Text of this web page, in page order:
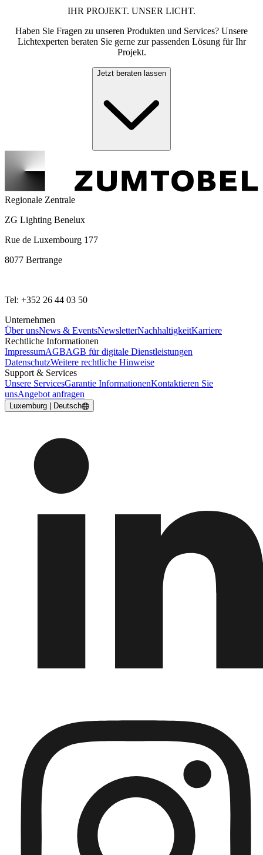
IHR PROJEKT. UNSER LICHT.
Haben Sie Fragen zu unseren Produkten und Services? Unsere
Lichtexperten beraten Sie gerne zur passenden Lösung für Ihr
Projekt.
Jetzt beraten lassen
Regionale Zentrale
ZG Lighting Benelux
Rue de Luxembourg 177
8077 Bertrange
Tel: +352 26 44 03 50
Unternehmen
Über unsNews & EventsNewsletterNachhaltigkeitKarriere
Rechtliche Informationen
ImpressumAGBAGB für digitale Dienstleistungen
DatenschutzWeitere rechtliche Hinweise
Support & Services
Unsere ServicesGarantie InformationenKontaktieren Sie
unsAngebot anfragen
Luxemburg | Deutsch